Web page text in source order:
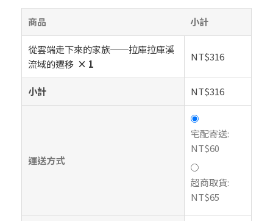
商品 小計
從雲端走下來的家族──拉庫拉庫溪
流域的遷移 × 1
NT$316
小計 NT$316
運送方式
宅配寄送:
NT$60
超商取貨:
NT$65